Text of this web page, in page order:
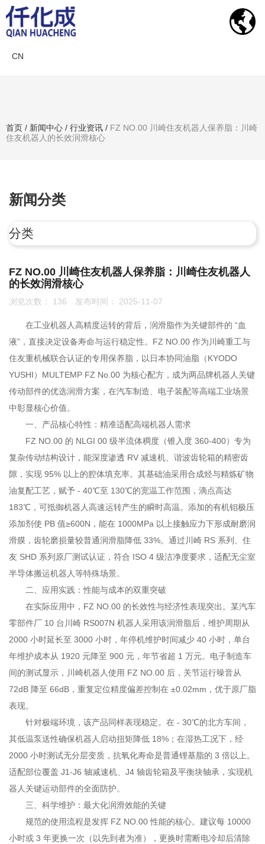
CN
首页 / 新闻中心 / 行业资讯 / FZ NO.00 川崎住友机器人保养脂：川崎
住友机器人的长效润滑核心
新闻分类
分类
联系我们
0755-86192801
18207556558
q1508@126.COM
深圳市南山区前海路振业国际商务中心21楼2102
FZ NO.00 川崎住友机器人保养脂：川崎住友机器人
的长效润滑核心
浏览次数： 136 发布时间： 2025-11-07
在工业机器人高精度运转的背后，润滑脂作为关键部件的 “血
液”，直接决定设备寿命与运行稳定性。 FZ NO.00 作为川崎重工与
住友重机械联合认证的专用保养脂，以日本协同油脂（KYODO
YUSHI）MULTEMP FZ No.00 为核心配方，成为两品牌机器人关键
传动部件的优选润滑方案，在汽车制造、电子装配等高端工业场景
中彰显核心价值。
一、产品核心特性：精准适配高端机器人需求
FZ NO.00 的 NLGI 00 级半流体稠度（锥入度 360-400）专为
复杂传动结构设计，能深度渗透 RV 减速机、谐波齿轮箱的精密齿
隙，实现 95% 以上的腔体填充率。其基础油采用合成烃与精炼矿物
油复配工艺，赋予 - 40℃至 130℃的宽温工作范围，滴点高达
183℃，可抵御机器人高速运转产生的瞬时高温。添加的有机钼极压
添加剂使 PB 值≥600N，能在 1000MPa 以上接触应力下形成耐磨润
滑膜，齿轮磨损量较普通润滑脂降低 33%。通过川崎 RS 系列、住
友 SHD 系列原厂测试认证，符合 ISO 4 级洁净度要求，适配无尘室
半导体搬运机器人等特殊场景。
二、应用实践：性能与成本的双重突破
在实际应用中，FZ NO.00 的长效性与经济性表现突出。某汽车
零部件厂 10 台川崎 RS007N 机器人采用该润滑脂后，维护周期从
2000 小时延长至 3000 小时，年停机维护时间减少 40 小时，单台
年维护成本从 1920 元降至 900 元，年节省超 1 万元。电子制造车
间的测试显示，川崎机器人使用 FZ NO.00 后，关节运行噪音从
72dB 降至 66dB，重复定位精度偏差控制在 ±0.02mm，优于原厂脂
表现。
针对极端环境，该产品同样表现稳定。在 - 30℃的北方车间，
其低温泵送性确保机器人启动扭矩降低 18%；在湿热工况下，经
2000 小时测试无分层变质，抗氧化寿命是普通锂基脂的 3 倍以上。
适配部位覆盖 J1-J6 轴减速机、J4 轴齿轮箱及平衡块轴承，实现机
器人关键运动部件的全面防护。
三、科学维护：最大化润滑效能的关键
规范的使用流程是发挥 FZ NO.00 性能的核心。建议每 10000
小时或 3 年更换一次（以先到者为准），更换时需断电冷却后清除